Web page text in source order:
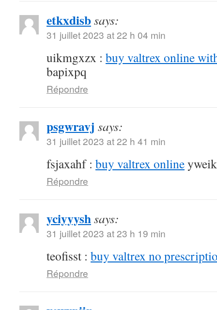
etkxdisbsays:
31 juillet 2023 at 22 h 04 min
uikmgxzx : buy valtrex online
bapixpq
Répondre
psgwravj says:
31 juillet 2023 at 22 h 41 min
fsjaxahf : buy valtrex online
Répondre
yciyyyshsays:
31 juillet 2023 at 23 h 19 min
teofisst : buy valtrex no
Répondre